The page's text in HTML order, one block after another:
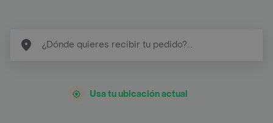
Usa tu ubicación actual